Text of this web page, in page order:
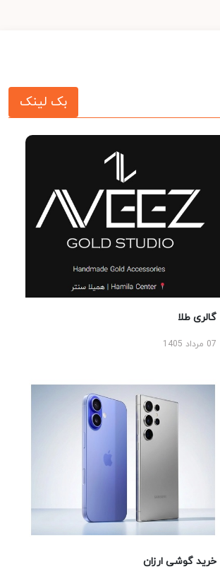
بک لینک
گالری طلا
07 مرداد 1405
خرید گوشی ارزان